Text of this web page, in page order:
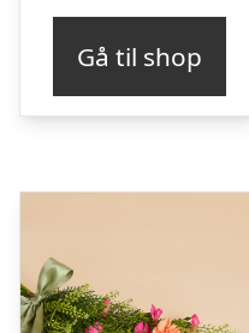
Gå til shop